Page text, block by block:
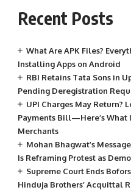
Recent Posts
What Are APK Files?
Installing Apps on Android
RBI Retains Tata Sons in
Pending Deregistration
UPI Charges May Return?
Payments Bill—Here’s What
Merchants
Mohan Bhagwat’s
Is Reframing Protest as
Supreme Court Ends
Hinduja Brothers’ Acquittal